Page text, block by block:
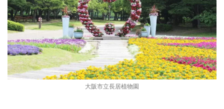
大阪市立長居植物園